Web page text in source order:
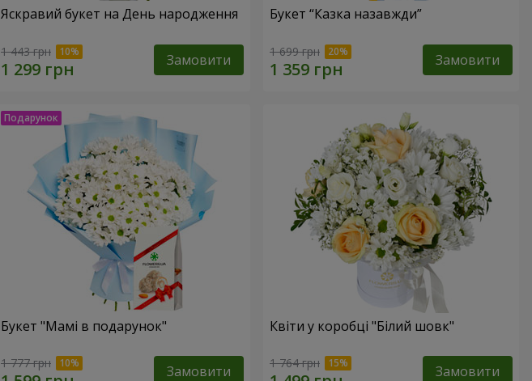
Яскравий букет на День народження
1 443 грн Замовити
Букет “Казка назавжди”
1 699 грн Замовити
Букет "Мамі в подарунок"
1 777 грн Замовити
Квіти у коробці "Білий шовк"
1 764 грн Замовити